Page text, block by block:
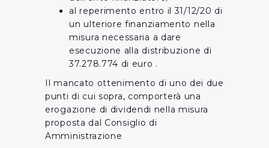
al reperimento entro il 31/12/20 di
un ulteriore finanziamento nella
misura necessaria a dare
esecuzione alla distribuzione di
37.278.774 di euro .
Il mancato ottenimento di uno dei due
punti di cui sopra, comporterà una
erogazione di dividendi nella misura
proposta dal Consiglio di
Amministrazione